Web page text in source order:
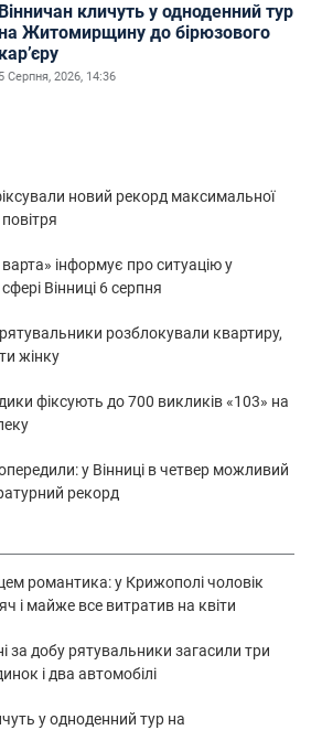
Вінничан кличуть у одноденний тур
Житомирщину до бірюзового
кар’єру
5 Серпня, 2026, 14:36
новий рекорд максимальної
інформує про ситуацію у
Вінниці 6 серпня
розблокували квартиру,
жінку
фіксують до 700 викликів «103» на
у Вінниці в четвер можливий
рекорд
романтика: у Крижополі чоловік
і майже все витратив на квіти
за добу рятувальники загасили три
і два автомобілі
у одноденний тур на